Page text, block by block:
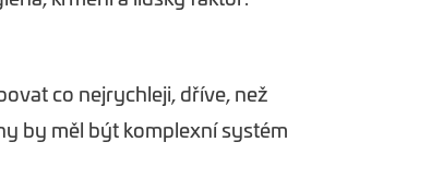
co nejrychleji, dříve, než
by měl být komplexní systém